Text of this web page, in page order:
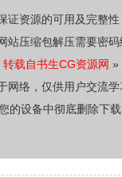
资源的可用及完整
压缩包解压需要密码
转载自书生CG资源网 »
网络，仅供用户交流
的设备中彻底删除下